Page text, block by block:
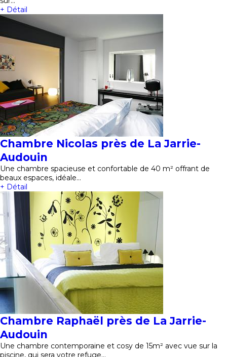
+ Détail
Chambre Nicolas près de La Jarrie-
Audouin
Une chambre spacieuse et confortable de 40 m² offrant de
beaux espaces, idéale…
+ Détail
Chambre Raphaël près de La Jarrie-
Audouin
Une chambre contemporaine et cosy de 15m² avec vue sur la
piscine, qui sera votre refuge…